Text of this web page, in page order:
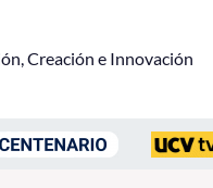
Creación e Innovación